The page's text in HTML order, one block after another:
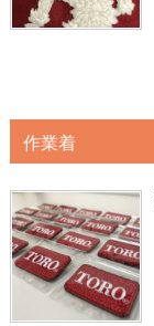
作業着